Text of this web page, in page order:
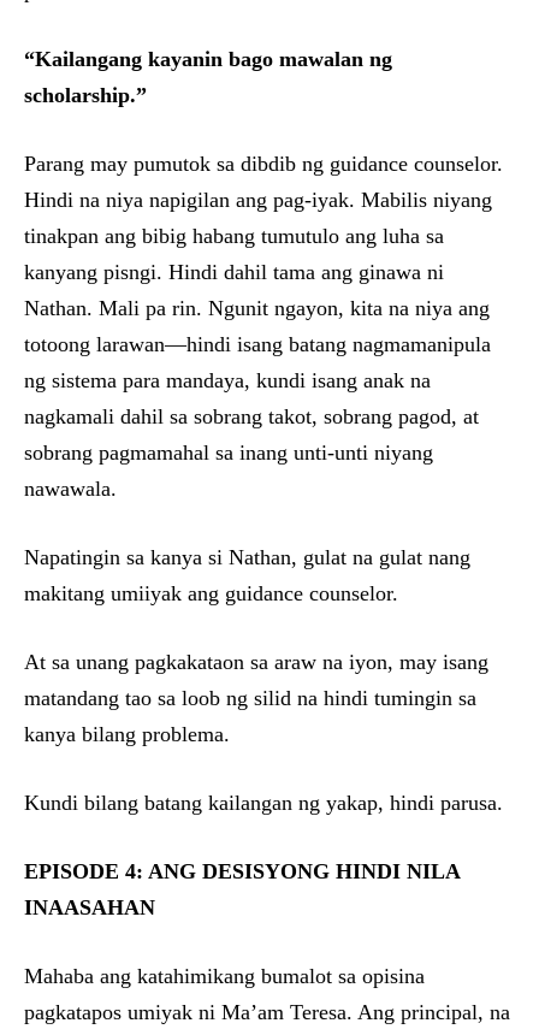
“Kailangang kayanin bago mawalan ng
scholarship.”
Parang may pumutok sa dibdib ng guidance counselor.
Hindi na niya napigilan ang pag-iyak. Mabilis niyang
tinakpan ang bibig habang tumutulo ang luha sa
kanyang pisngi. Hindi dahil tama ang ginawa ni
Nathan. Mali pa rin. Ngunit ngayon, kita na niya ang
totoong larawan—hindi isang batang nagmamanipula
ng sistema para mandaya, kundi isang anak na
nagkamali dahil sa sobrang takot, sobrang pagod, at
sobrang pagmamahal sa inang unti-unti niyang
nawawala.
Napatingin sa kanya si Nathan, gulat na gulat nang
makitang umiiyak ang guidance counselor.
At sa unang pagkakataon sa araw na iyon, may isang
matandang tao sa loob ng silid na hindi tumingin sa
kanya bilang problema.
Kundi bilang batang kailangan ng yakap, hindi parusa.
EPISODE 4: ANG DESISYONG HINDI NILA
INAASAHAN
Mahaba ang katahimikang bumalot sa opisina
pagkatapos umiyak ni Ma’am Teresa. Ang principal, na